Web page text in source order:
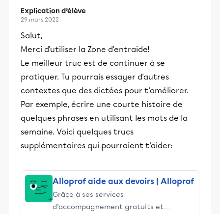
Explication d’élève
29 mars 2022
Salut,
Merci d'utiliser la Zone d'entraide!
Le meilleur truc est de continuer à se
pratiquer. Tu pourrais essayer d'autres
contextes que des dictées pour t'améliorer.
Par exemple, écrire une courte histoire de
quelques phrases en utilisant les mots de la
semaine. Voici quelques trucs
supplémentaires qui pourraient t'aider:
Alloprof aide aux devoirs | Alloprof
Grâce à ses services
d’accompagnement gratuits et